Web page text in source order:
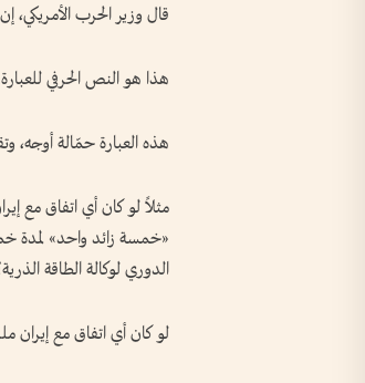
قال وزير الحرب
هذا هو النص الحرفي
هذه العبارة حمّالة أوجه،
مثلاً لو كان أي اتفاق مع
«خمسة زائد واحد» لمدة
الدوري لوكالة الطاقة
لو كان أي اتفاق مع إيران